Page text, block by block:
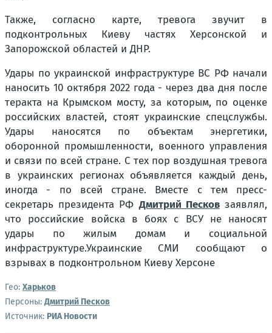
Также, согласно карте, тревога звучит в
подконтрольных Киеву частях Херсонской и
Запорожской областей и ДНР.
Удары по украинской инфраструктуре ВС РФ начали
наносить 10 октября 2022 года - через два дня после
теракта на Крымском мосту, за которым, по оценке
российских властей, стоят украинские спецслужбы.
Удары наносятся по объектам энергетики,
оборонной промышленности, военного управления
и связи по всей стране. С тех пор воздушная тревога
в украинских регионах объявляется каждый день,
иногда - по всей стране. Вместе с тем пресс-
секретарь президента РФДмитрий Песковзаявлял,
что российские войска в боях с ВСУ не наносят
удары по жилым домам и социальной
инфраструктуре.Украинские СМИ сообщают о
взрывах в подконтрольном Киеву Херсоне
Гео: Харьков
Персоны: Дмитрий Песков
Источник: РИА Новости